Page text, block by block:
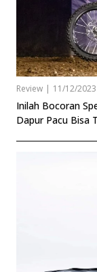
Review | 11/12/2023
Inilah Bocoran
Dapur Pacu Bisa